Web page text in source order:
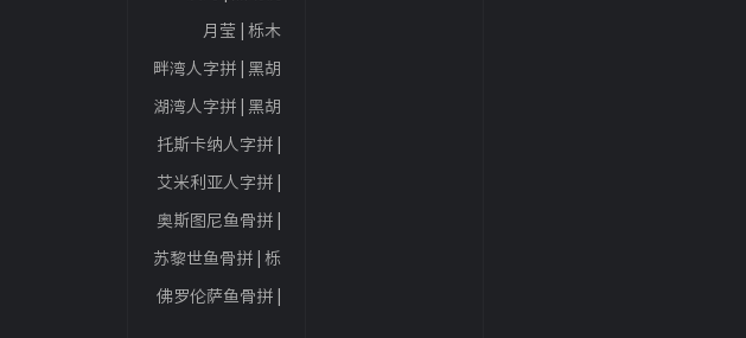
月莹 | 栎木
畔湾人字拼 | 黑胡
湖湾人字拼 | 黑胡
托斯卡纳人字拼 |
艾米利亚人字拼 |
奥斯图尼鱼骨拼 |
苏黎世鱼骨拼 | 栎
佛罗伦萨鱼骨拼 |